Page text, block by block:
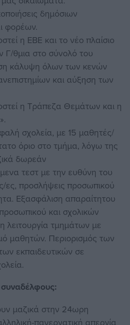
δημόσιων
φορέων.
η ΕΒΕ και το νέο πλαίσιο
Γ/θμια στο σύνολό του
κάλυψη όλων των κενών
και αύξηση των
η Τράπεζα Θεμάτων και η
σχολεία, με 15 μαθητές/
όριο στο τμήμα, λόγω της
δωρεάν
τεστ με την ευθύνη του
ες, προσλήψεις προσωπικού
Εξασφάλιση απαραίτητου
και σχολικών
λειτουργία τμημάτων με
μαθητών. Περιορισμός των
εκπαιδευτικών σε
μαζικά στην 24ωρη
πανεργατική απεργία